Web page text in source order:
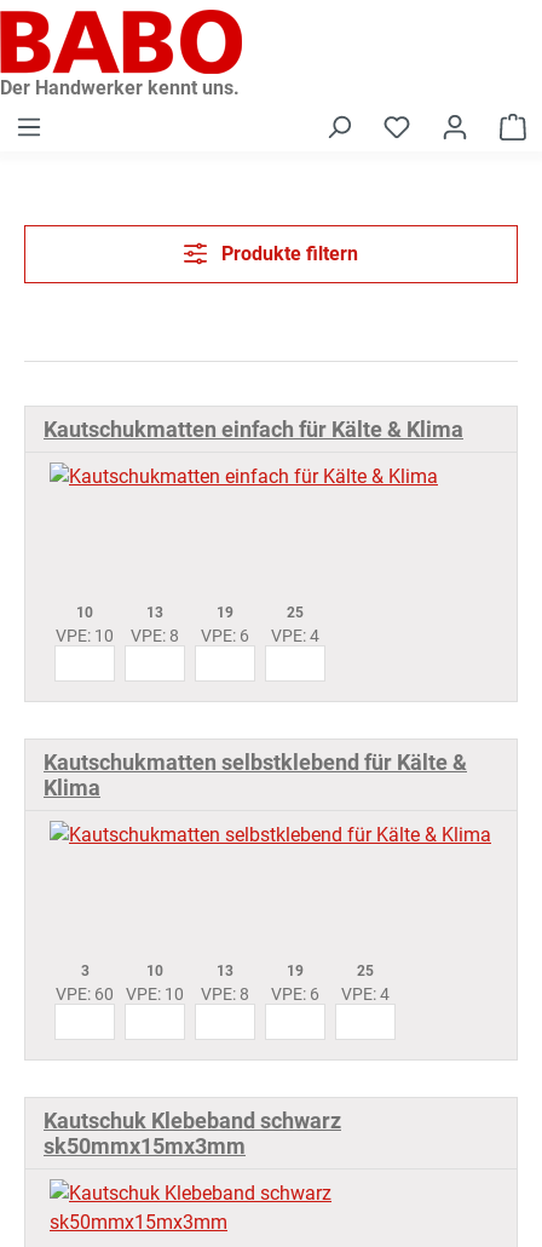
springen
Der Handwerker kennt uns.
Produkte filtern
Kautschukmatten einfach für Kälte & Klima
10
VPE: 10
13
VPE: 8
19
VPE: 6
25
VPE: 4
Kautschukmatten selbstklebend für Kälte &
Klima
3
VPE: 60
10
VPE: 10
13
VPE: 8
19
VPE: 6
25
VPE: 4
Kautschuk Klebeband schwarz
sk50mmx15mx3mm